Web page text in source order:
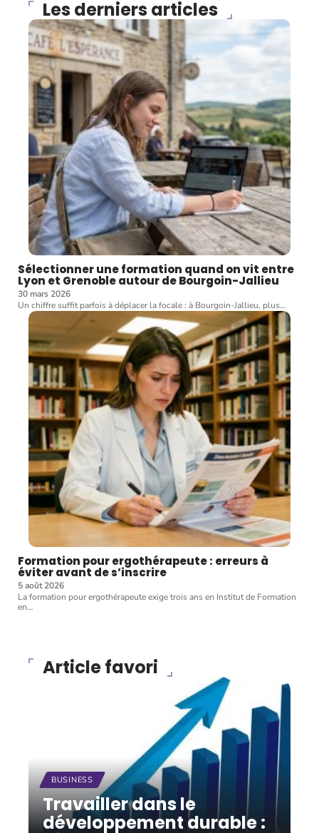
Les derniers articles
Sélectionner une formation quand on vit entre
Lyon et Grenoble autour de Bourgoin-Jallieu
30 mars 2026
Un chiffre suffit parfois à déplacer la focale : à Bourgoin-Jallieu, plus…
Formation pour ergothérapeute : erreurs à
éviter avant de s’inscrire
5 août 2026
La formation pour ergothérapeute exige trois ans en Institut de Formation
en…
Article favori
BUSINESS
Travailler dans le
développement durable :